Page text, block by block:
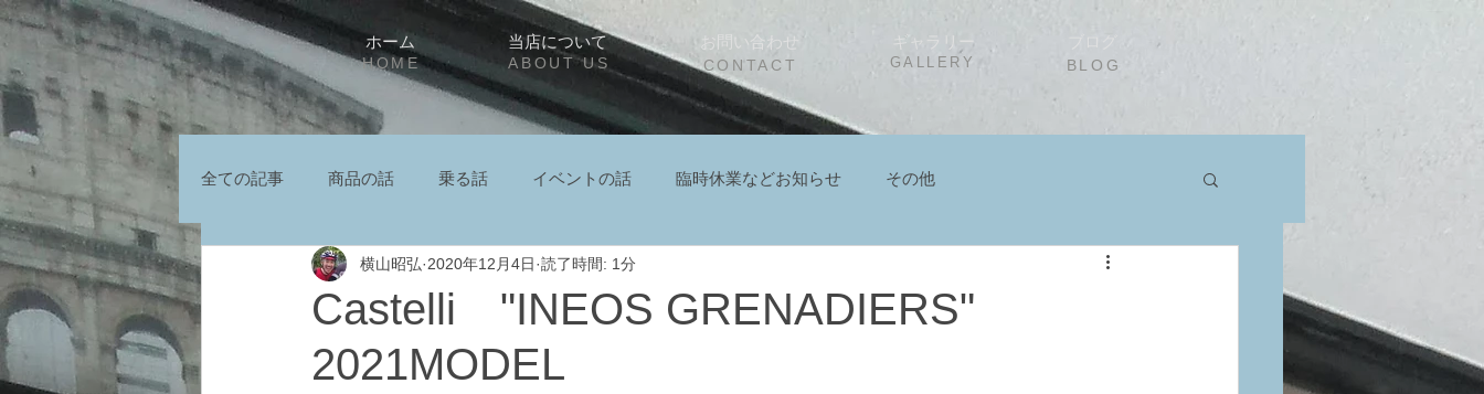
ホーム 当店について お問い合わせ ギャラリー
HOME ABOUT US GALLERY
CONTACT BLOG
全ての記事 商品の話 乗る話 イベントの話 臨時休業などお知らせ その他
Castelli "INEOS GRENADIERS"
2021MODEL
横山昭弘 2020年12月4日 読了時間: 1分